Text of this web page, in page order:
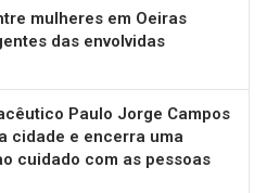
mulheres em Oeiras
das envolvidas
Paulo Jorge Campos
cidade e encerra uma
cuidado com as pessoas